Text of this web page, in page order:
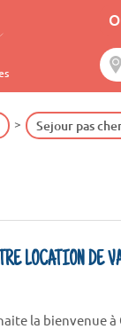
Sejour pas
LOCATION DE
la bienvenue